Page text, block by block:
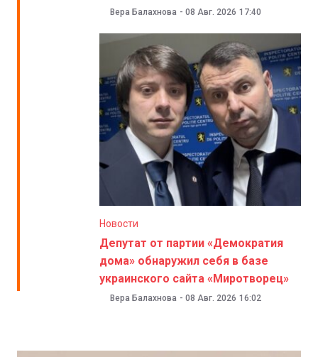
Вера Балахнова - 08 Авг. 2026 17:40
Новости
Депутат от партии «Демократия
дома» обнаружил себя в базе
украинского сайта «Миротворец»
Вера Балахнова - 08 Авг. 2026 16:02